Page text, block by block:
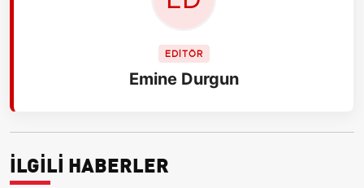
EDİTÖR
Emine Durgun
İLGİLİ HABERLER